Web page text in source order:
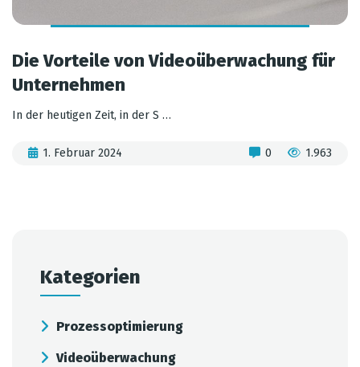
Die Vorteile von Videoüberwachung für
Unternehmen
In der heutigen Zeit, in der S …
1. Februar 2024 1.963
0
Kategorien
Prozessoptimierung
Videoüberwachung